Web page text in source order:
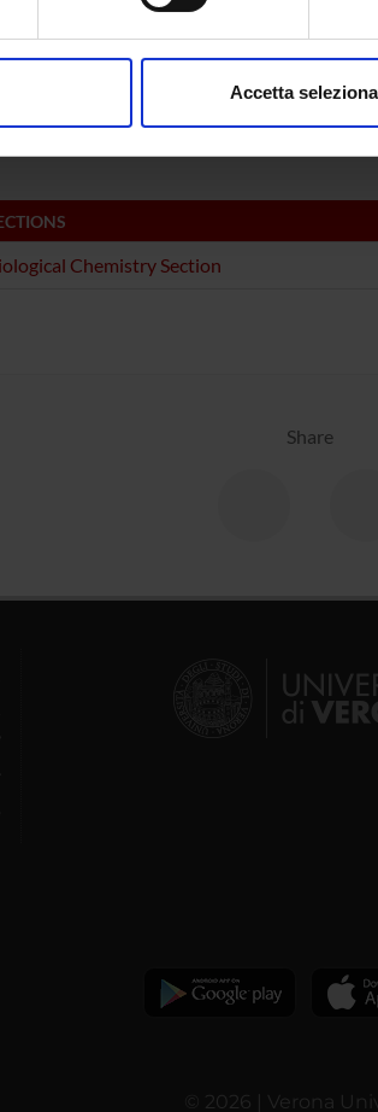
consenso in qualsiasi momento dalla
utilizzo dei loro servizi.
Accetta
Research Methods (DBT)
Chemistry Section
Share
© 2026 | Verona